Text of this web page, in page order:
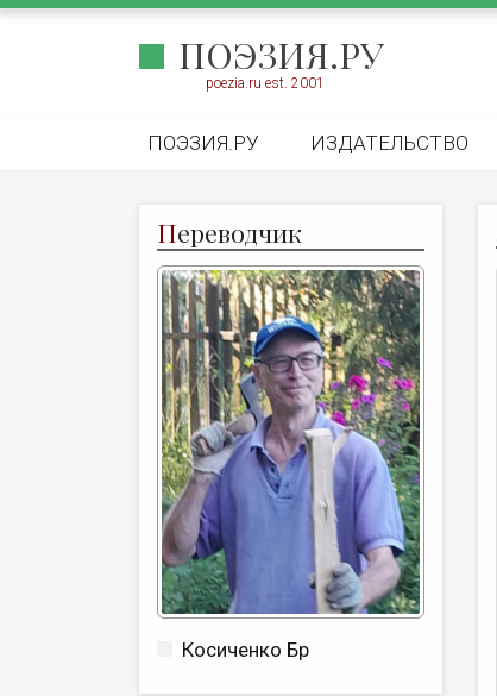
ПОЭЗИЯ.РУ
poezia.ru est. 2001
ПОЭЗИЯ.РУ ИЗДАТЕЛЬСТВО
Переводчик
Косиченко Бр